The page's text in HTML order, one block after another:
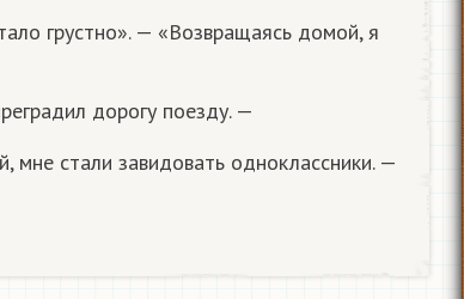
грустно». — «Возвращаясь домой, я
дорогу поезду. —
мне стали завидовать одноклассники. —